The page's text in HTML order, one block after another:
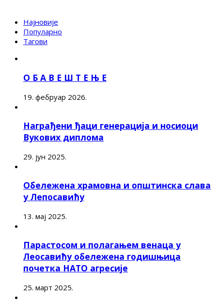
Најновије
Популарно
Тагови
О Б А В Е Ш Т Е Њ Е
19. фебруар 2026.
Награђени ђаци генерација и носиоци
Вукових диплома
29. јун 2025.
Обележена храмовна и општинска слава
у Лепосавићу
13. мај 2025.
Парастосом и полагањем венаца у
Леосавићу обележена годишњица
почетка НАТО агресије
25. март 2025.